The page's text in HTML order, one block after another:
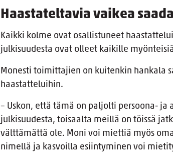
Haastateltavia vaikea saada
Kaikki kolme ovat osallistuneet
julkisuudesta ovat olleet kaikille
Monesti toimittajien on kuitenkin hankala
haastatteluihin.
– Uskon, että tämä on paljolti persoona- ja
julkisuudesta, toisaalta meillä on töissä
välttämättä ole. Moni voi miettiä myös
nimellä ja kasvoilla esiintyminen voi